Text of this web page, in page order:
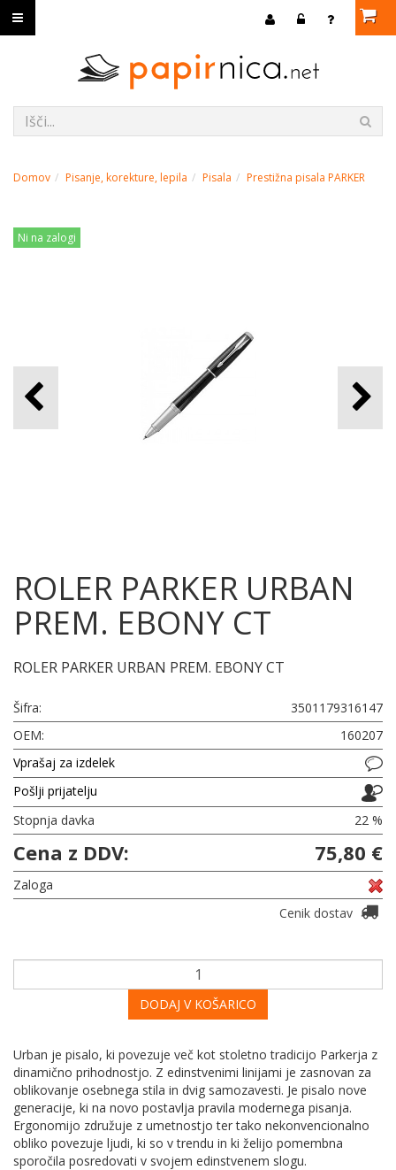
Domov Pisanje, korekture, lepila Pisala Prestižna pisala PARKER
Ni na zalogi
ROLER PARKER URBAN
PREM. EBONY CT
ROLER PARKER URBAN PREM. EBONY CT
Šifra:
3501179316147
OEM:
160207
Vprašaj za izdelek
Pošlji prijatelju
Stopnja davka
22 %
Cena z DDV: 75,80 €
Zaloga
Cenik dostav
DODAJ V KOŠARICO
Urban je pisalo, ki povezuje več kot stoletno tradicijo Parkerja z
dinamično prihodnostjo. Z edinstvenimi linijami je zasnovan za
oblikovanje osebnega stila in dvig samozavesti. Je pisalo nove
generacije, ki na novo postavlja pravila modernega pisanja.
Ergonomijo združuje z umetnostjo ter tako nekonvencionalno
obliko povezuje ljudi, ki so v trendu in ki želijo pomembna
sporočila posredovati v svojem edinstvenem slogu.